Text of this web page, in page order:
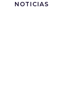
NOTICIAS